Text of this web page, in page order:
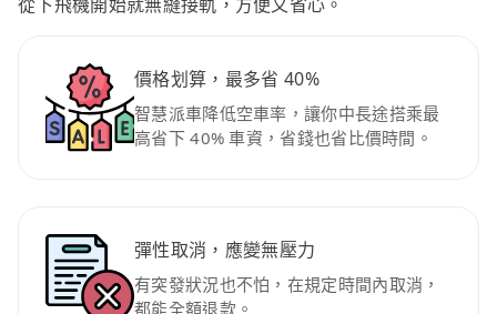
從下飛機開始就無縫接軌，方便又省心。
價格划算，最多省 40%
智慧派車降低空車率，讓你中長途搭乘最
高省下 40% 車資，省錢也省比價時間。
彈性取消，應變無壓力
有突發狀況也不怕，在規定時間內取消，
都能全額退款。